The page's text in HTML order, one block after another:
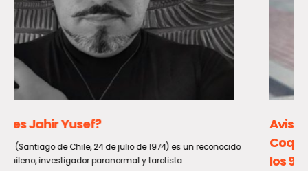
Aviso meteorológico por viento entre
Coquimbo y Los Lagos: rachas podrían llegar a
los 90 km/h